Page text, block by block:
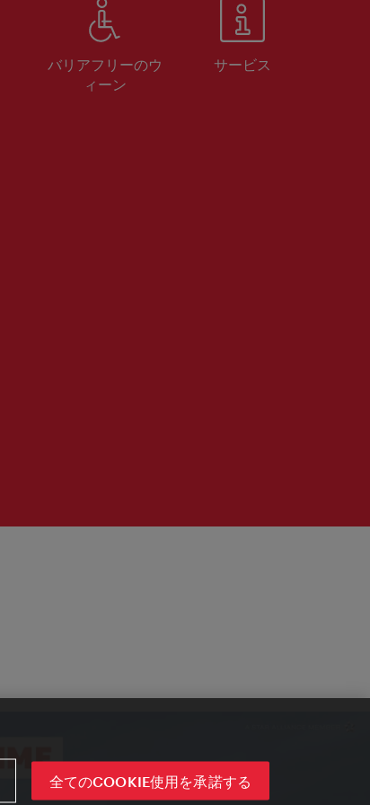
バリアフリーのウ
ィーン
サービス
全てのCOOKIE使用を承諾する